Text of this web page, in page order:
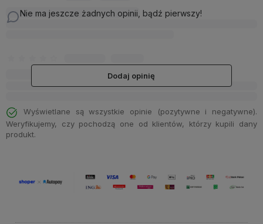
Nie ma jeszcze żadnych opinii, bądź pierwszy!
Dodaj opinię
Wyświetlane są wszystkie opinie (pozytywne i negatywne).
Weryfikujemy, czy pochodzą one od klientów, którzy kupili dany
produkt.